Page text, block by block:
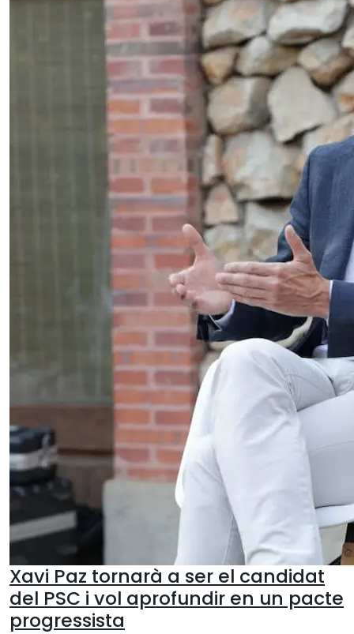
Xavi Paz tornarà a ser el candidat
del PSC i vol aprofundir en un pacte
progressista